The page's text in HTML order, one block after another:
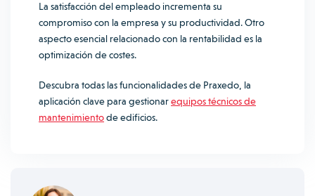
La satisfacción del empleado incrementa su
compromiso con la empresa y su productividad. Otro
aspecto esencial relacionado con la rentabilidad es la
optimización de costes.
Descubra todas las funcionalidades de Praxedo, la
aplicación clave para gestionarequipos técnicos de
mantenimientode edificios.